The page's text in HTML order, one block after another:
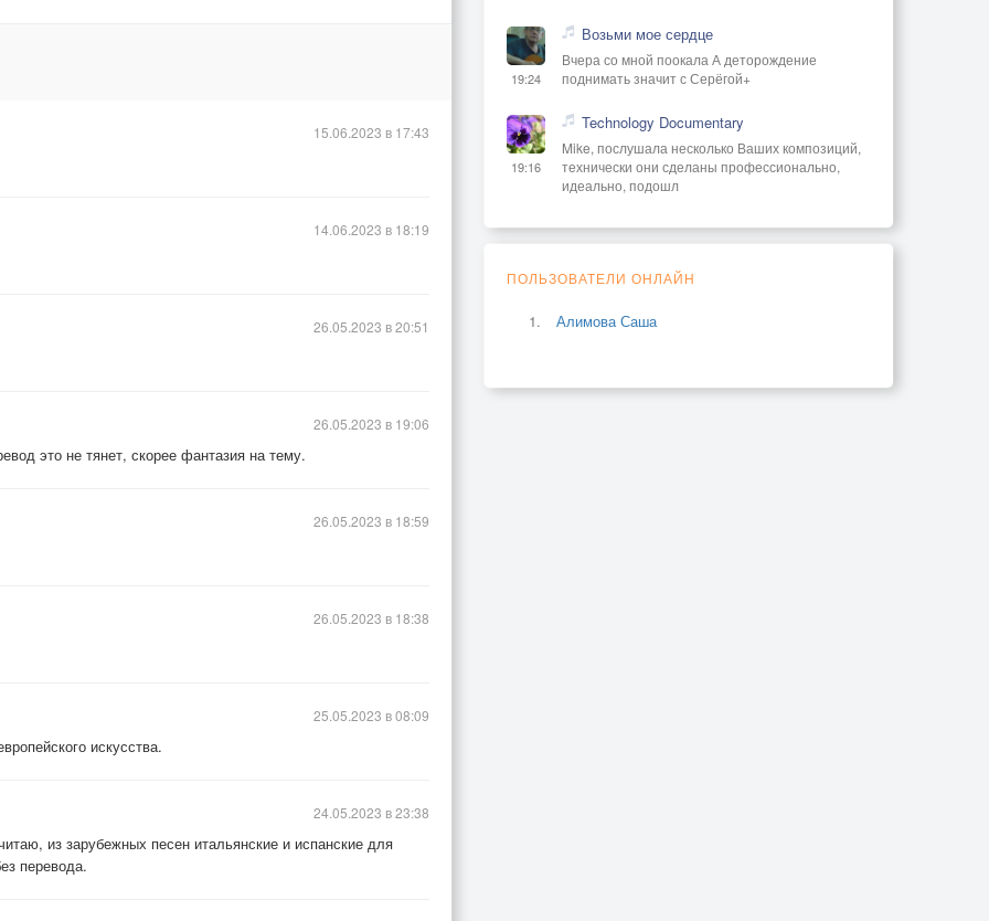
15.06.2023 в 17:43
14.06.2023 в 18:19
26.05.2023 в 20:51
это не тянет, скорее фантазия на тему.
26.05.2023 в 19:06
26.05.2023 в 18:59
26.05.2023 в 18:38
искусства.
25.05.2023 в 08:09
из зарубежных песен итальянские и испанские для
перевода.
24.05.2023 в 23:38
19:24
Возьми мое сердце
Вчера со мной поокала А деторождение
поднимать значит с Серёгой+
19:16
Technology Documentary
Mike, послушала несколько Ваших композиций,
технически они сделаны профессионально,
идеально, подошл
ПОЛЬЗОВАТЕЛИ ОНЛАЙН
Алимова Саша